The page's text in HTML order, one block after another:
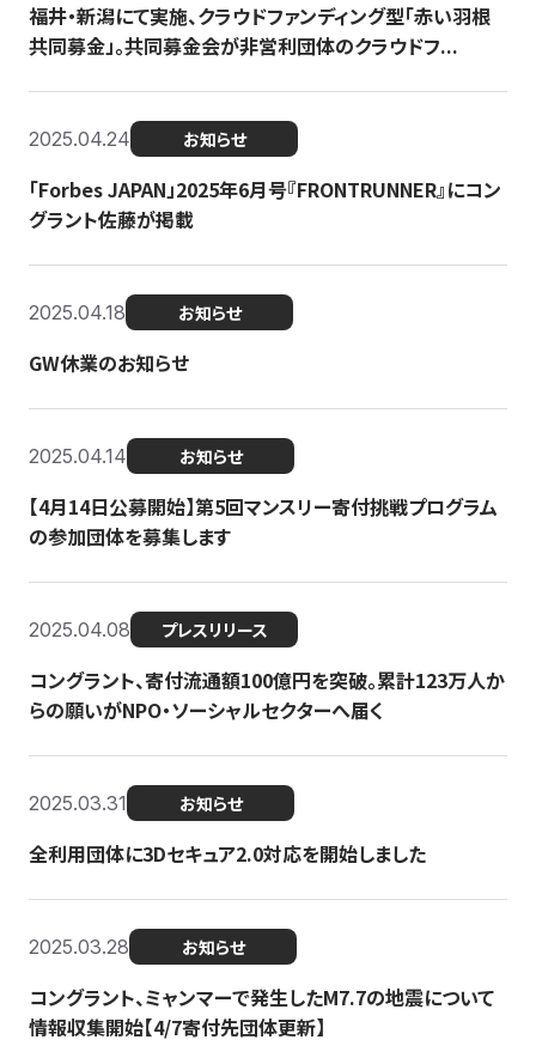
福井・新潟にて実施、クラウドファンディング型「赤い羽根
共同募金」。共同募金会が非営利団体のクラウドフ...
2025.04.24 お知らせ
「Forbes JAPAN」2025年6月号『FRONTRUNNER』にコン
グラント佐藤が掲載
2025.04.18 お知らせ
GW休業のお知らせ
2025.04.14 お知らせ
【4月14日公募開始】第5回マンスリー寄付挑戦プログラム
の参加団体を募集します
2025.04.08 プレスリリース
コングラント、寄付流通額100億円を突破。累計123万人か
らの願いがNPO・ソーシャルセクターへ届く
2025.03.31 お知らせ
全利用団体に3Dセキュア2.0対応を開始しました
2025.03.28 お知らせ
コングラント、ミャンマーで発生したM7.7の地震について
情報収集開始【4/7寄付先団体更新】